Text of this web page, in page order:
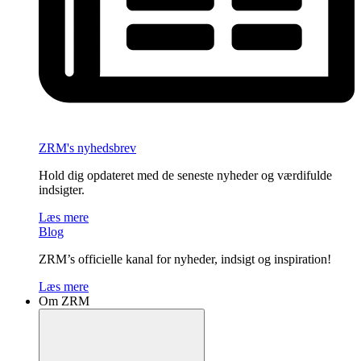
ZRM's nyhedsbrev
Hold dig opdateret med de seneste nyheder og værdifulde
indsigter.
Læs mere
Blog
ZRM’s officielle kanal for nyheder, indsigt og inspiration!
Læs mere
Om ZRM